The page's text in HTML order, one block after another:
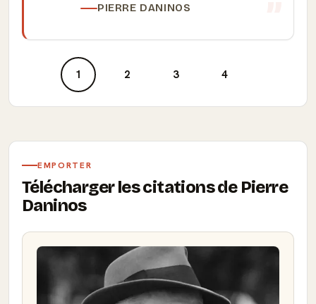
PIERRE DANINOS
1 2 3 4
EMPORTER
Télécharger les citations de Pierre
Daninos